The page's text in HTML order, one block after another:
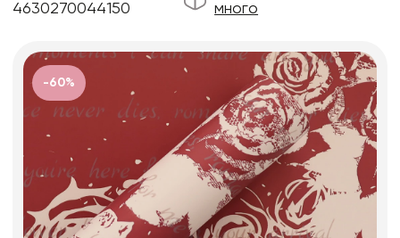
Свечи
Игрушки мягкие
Изделия из металла
Сухоцветы
4630270044150
много
-60%